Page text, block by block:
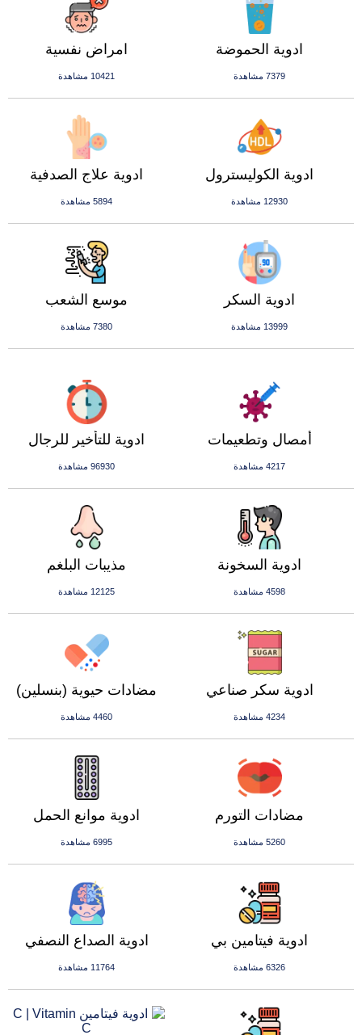
امراض نفسية
10421 مشاهدة
ادوية الحموضة
7379 مشاهدة
ادوية علاج الصدفية
5894 مشاهدة
ادوية الكوليسترول
12930 مشاهدة
موسع الشعب
7380 مشاهدة
ادوية السكر
13999 مشاهدة
ادوية للتأخير للرجال
96930 مشاهدة
أمصال وتطعيمات
4217 مشاهدة
مذيبات البلغم
12125 مشاهدة
ادوية السخونة
4598 مشاهدة
مضادات حيوية (بنسلين)
4460 مشاهدة
ادوية سكر صناعي
4234 مشاهدة
ادوية موانع الحمل
6995 مشاهدة
مضادات التورم
5260 مشاهدة
ادوية الصداع النصفي
11764 مشاهدة
ادوية فيتامين بي
6326 مشاهدة